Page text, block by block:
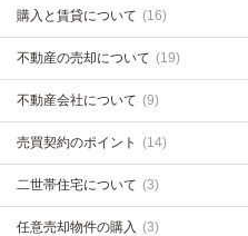
購入と賃貸について (16)
不動産の売却について (19)
不動産会社について (9)
売買契約のポイント (14)
二世帯住宅について (3)
任意売却物件の購入 (3)